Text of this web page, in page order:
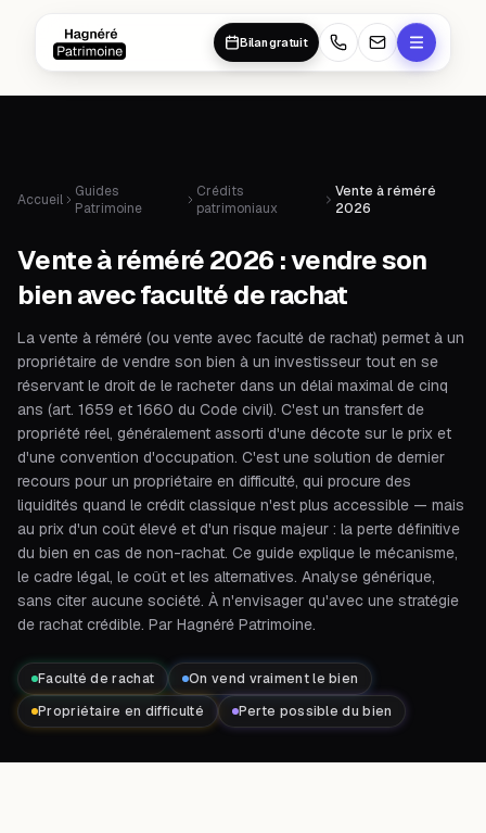
Bilan gratuit
Accueil
Guides
Patrimoine
Crédits
patrimoniaux
Vente à réméré
2026
Vente à réméré 2026 : vendre son
bien avec faculté de rachat
La vente à réméré (ou vente avec faculté de rachat) permet à un
propriétaire de vendre son bien à un investisseur tout en se
réservant le droit de le racheter dans un délai maximal de cinq
ans (art. 1659 et 1660 du Code civil). C'est un transfert de
propriété réel, généralement assorti d'une décote sur le prix et
d'une convention d'occupation. C'est une solution de dernier
recours pour un propriétaire en difficulté, qui procure des
liquidités quand le crédit classique n'est plus accessible — mais
au prix d'un coût élevé et d'un risque majeur : la perte définitive
du bien en cas de non-rachat. Ce guide explique le mécanisme,
le cadre légal, le coût et les alternatives. Analyse générique,
sans citer aucune société. À n'envisager qu'avec une stratégie
de rachat crédible. Par Hagnéré Patrimoine.
Faculté de rachat
On vend vraiment le bien
Propriétaire en difficulté
Perte possible du bien